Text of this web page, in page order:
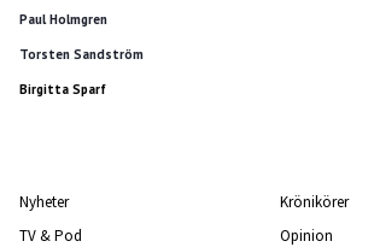
Paul Holmgren
Torsten Sandström
Birgitta Sparf
Nyheter
TV & Pod
Krönikörer
Opinion